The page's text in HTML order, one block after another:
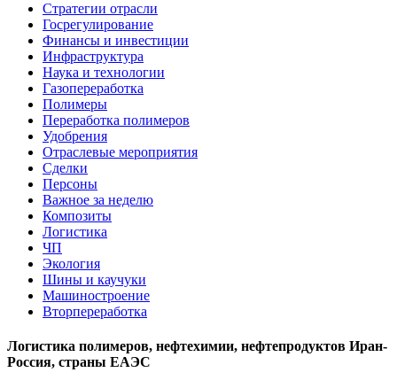
Стратегии отрасли
Госрегулирование
Финансы и инвестиции
Инфраструктура
Наука и технологии
Газопереработка
Полимеры
Переработка полимеров
Удобрения
Отраслевые мероприятия
Сделки
Персоны
Важное за неделю
Композиты
Логистика
ЧП
Экология
Шины и каучуки
Машиностроение
Вторпереработка
Логистика полимеров, нефтехимии, нефтепродуктов Иран-
Россия, страны ЕАЭС